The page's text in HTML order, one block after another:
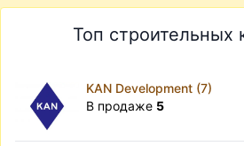
Топ строительных
KAN Development (7)
В продаже 5